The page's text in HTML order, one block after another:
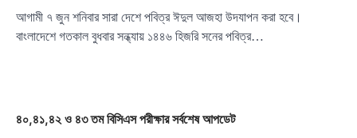
আগামী ৭ জুন শনিবার সারা দেশে পবিত্র ঈদুল আজহা উদযাপন করা হবে।
বাংলাদেশে গতকাল বুধবার সন্ধ্যায় ১৪৪৬ হিজরি সনের পবিত্র…
৪০,৪১,৪২ ও ৪৩ তম বিসিএস পরীক্ষার সর্বশেষ আপডেট